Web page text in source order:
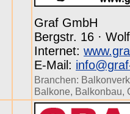
Graf GmbH
Bergstr. 16 ·
Internet:
E-Mail:
Branchen:
Balkone, Balkonbau,